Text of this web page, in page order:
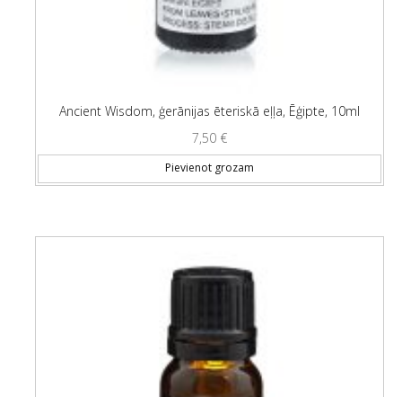
Ancient Wisdom, ģerānijas ēteriskā eļļa, Ēģipte, 10ml
7,50 €
Pievienot grozam